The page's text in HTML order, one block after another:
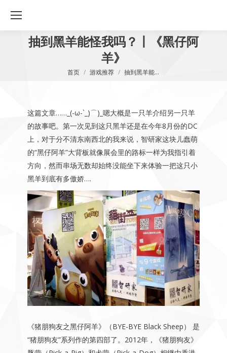
抽到黑羊能怪我吗？丨《黑仔阿
羊》
您在这里：
首页 游戏推荐 抽到黑羊能…
这篇文章……_(-ω-`_)⌒)_嗯大概是一只羊介绍另一只羊
的故事吧。第一次见到这只黑羊还是在今年8月份的DC
上，对于分不清东南西北的我来说，智研家这块儿蠢萌
的“黑仔阿羊”大背板就像展会里的路标一样为我指引着
方向，然而串场无数却始终没能坐下来体验一把这只小
黑羊到底有多傲娇….
《猪朋狗友之黑仔阿羊》（BYE-BYE Black Sheep） 是
“猪朋狗友”系列作的第四部了。2012年，《猪朋狗友》